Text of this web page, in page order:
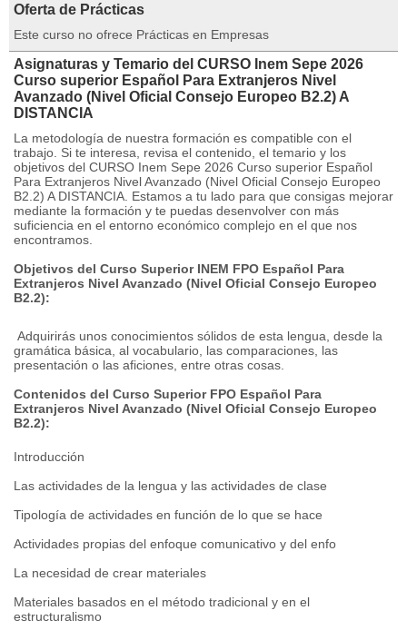
Oferta de Prácticas
Este curso no ofrece Prácticas en Empresas
Asignaturas y Temario del CURSO Inem Sepe 2026
Curso superior Español Para Extranjeros Nivel
Avanzado (Nivel Oficial Consejo Europeo B2.2) A
DISTANCIA
La metodología de nuestra formación es compatible con el
trabajo. Si te interesa, revisa el contenido, el temario y los
objetivos del CURSO Inem Sepe 2026 Curso superior Español
Para Extranjeros Nivel Avanzado (Nivel Oficial Consejo Europeo
B2.2) A DISTANCIA. Estamos a tu lado para que consigas mejorar
mediante la formación y te puedas desenvolver con más
suficiencia en el entorno económico complejo en el que nos
encontramos.
Objetivos del Curso Superior INEM FPO Español Para
Extranjeros Nivel Avanzado (Nivel Oficial Consejo Europeo
B2.2):
Adquirirás unos conocimientos sólidos de esta lengua, desde la
gramática básica, al vocabulario, las comparaciones, las
presentación o las aficiones, entre otras cosas.
Contenidos del Curso Superior FPO Español Para
Extranjeros Nivel Avanzado (Nivel Oficial Consejo Europeo
B2.2):
Introducción
Las actividades de la lengua y las actividades de clase
Tipología de actividades en función de lo que se hace
Actividades propias del enfoque comunicativo y del enfo
La necesidad de crear materiales
Materiales basados en el método tradicional y en el
estructuralismo